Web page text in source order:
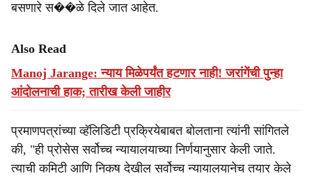
बसणारे स��ळे दिले जात आहेत.
Also Read
Manoj Jarange: न्याय मिळेपर्यंत हटणार नाही! जरांगेंची पुन्हा
आंदोलनाची हाक; तारीख केली जाहीर
प्रमाणपत्रांच्या व्हॅलिडिटी प्रक्रियेबाबत बोलताना त्यांनी सांगितले
की, "ही प्रोसेस सर्वोच्च न्यायालयाच्या निर्णयानुसार केली जाते.
त्याची कमिटी आणि निकष देखील सर्वोच्च न्यायालयानेच तयार केले